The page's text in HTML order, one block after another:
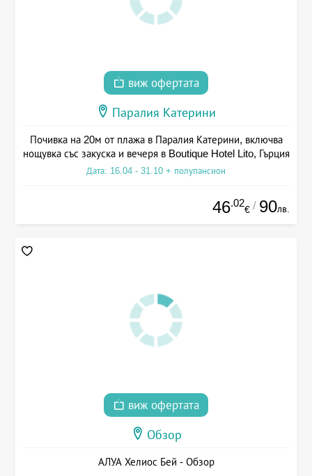
виж офертата
Паралия Катерини
Почивка на 20м от плажа в Паралия Катерини, включва
нощувка със закуска и вечеря в Boutique Hotel Lito, Гърция
Дата: 16.04 - 31.10 + полупансион
46.02
€ / 90лв.
виж офертата
Обзор
АЛУА Хелиос Бей - Обзор